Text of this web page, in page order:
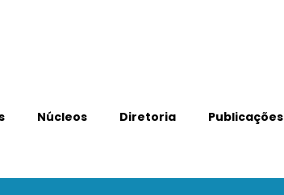
Núcleos Diretoria Publicações